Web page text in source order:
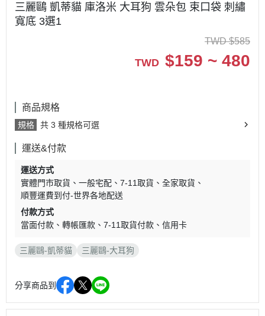
三麗鷗 凱蒂貓 庫洛米 大耳狗 雲朵包 束口袋 刺繡
寬底 3選1
TWD $585
TWD $159 ~ 480
商品規格
規格 共 3 種規格可選
運送&付款
運送方式
實體門市取貨
一般宅配 7-11取貨
全家取貨
順豐運費到付-世界各地配送
付款方式
當面付款
轉帳匯款 7-11取貨付款 信用卡
三麗鷗-凱蒂貓 三麗鷗-大耳狗
分享商品到